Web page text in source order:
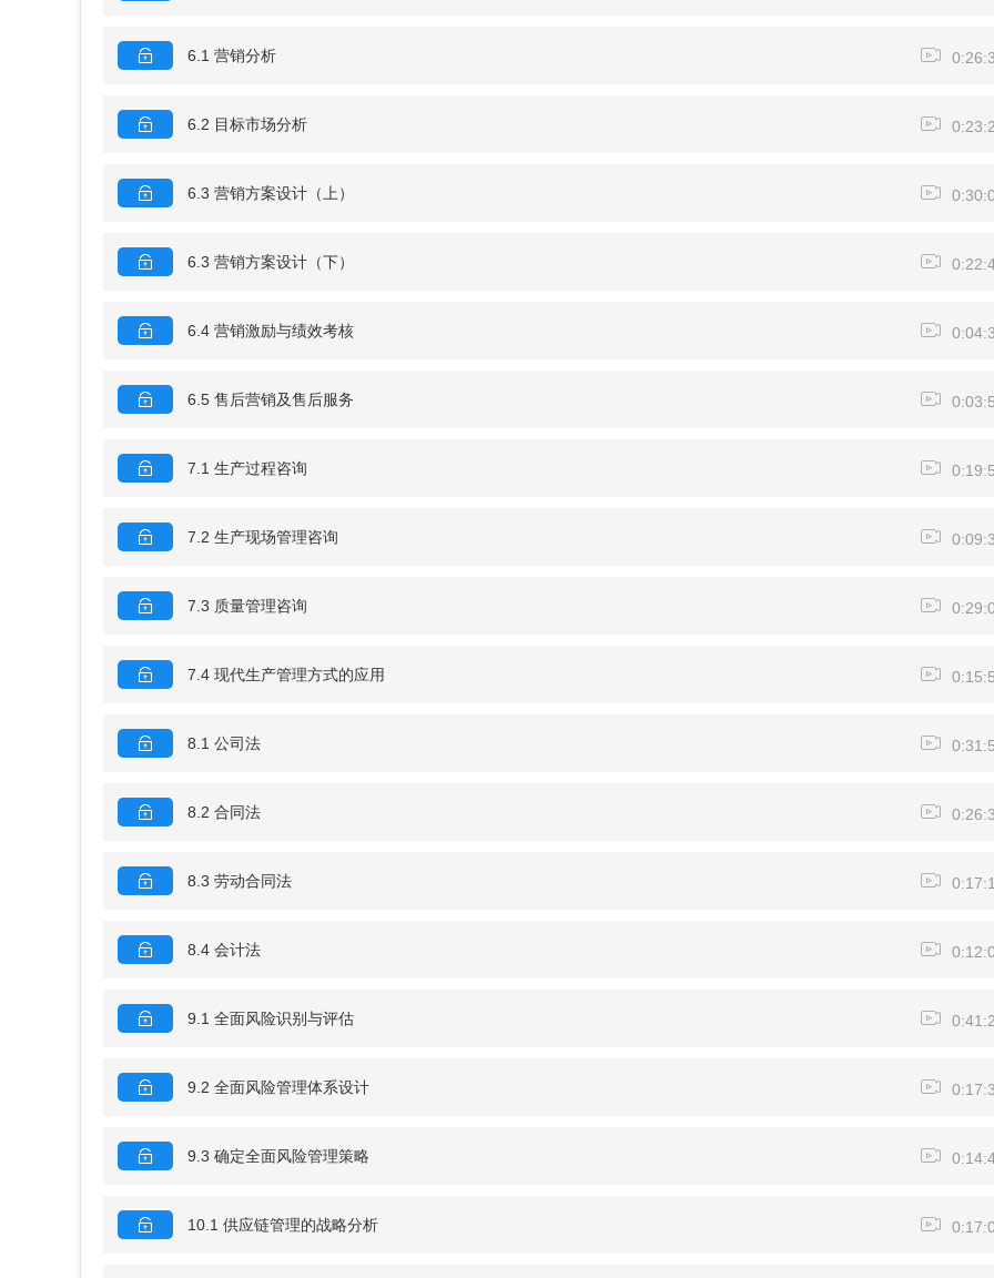
6.1 营销分析
6.2 目标市场分析
6.3 营销方案设计（上）
6.3 营销方案设计（下）
6.4 营销激励与绩效考核
6.5 售后营销及售后服务
7.1 生产过程咨询
7.2 生产现场管理咨询
7.3 质量管理咨询
7.4 现代生产管理方式的应用
8.1 公司法
8.2 合同法
8.3 劳动合同法
8.4 会计法
9.1 全面风险识别与评估
9.2 全面风险管理体系设计
9.3 确定全面风险管理策略
10.1 供应链管理的战略分析